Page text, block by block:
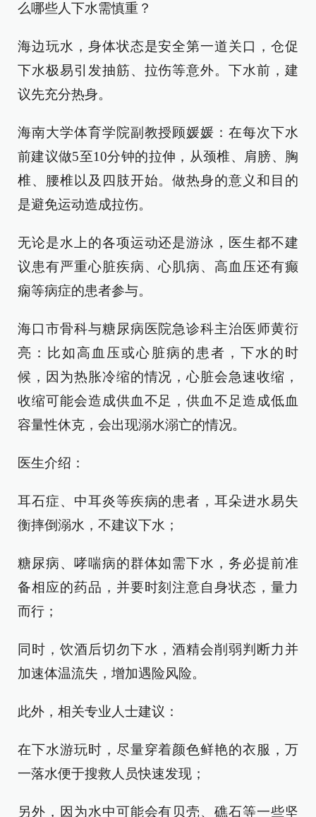
么哪些人下水需慎重？
海边玩水，身体状态是安全第一道关口，仓促
下水极易引发抽筋、拉伤等意外。下水前，建
议先充分热身。
海南大学体育学院副教授顾媛媛：在每次下水
前建议做5至10分钟的拉伸，从颈椎、肩膀、胸
椎、腰椎以及四肢开始。做热身的意义和目的
是避免运动造成拉伤。
无论是水上的各项运动还是游泳，医生都不建
议患有严重心脏疾病、心肌病、高血压还有癫
痫等病症的患者参与。
海口市骨科与糖尿病医院急诊科主治医师黄衍
亮：比如高血压或心脏病的患者，下水的时
候，因为热胀冷缩的情况，心脏会急速收缩，
收缩可能会造成供血不足，供血不足造成低血
容量性休克，会出现溺水溺亡的情况。
医生介绍：
耳石症、中耳炎等疾病的患者，耳朵进水易失
衡摔倒溺水，不建议下水；
糖尿病、哮喘病的群体如需下水，务必提前准
备相应的药品，并要时刻注意自身状态，量力
而行；
同时，饮酒后切勿下水，酒精会削弱判断力并
加速体温流失，增加遇险风险。
此外，相关专业人士建议：
在下水游玩时，尽量穿着颜色鲜艳的衣服，万
一落水便于搜救人员快速发现；
另外，因为水中可能会有贝壳、礁石等一些坚